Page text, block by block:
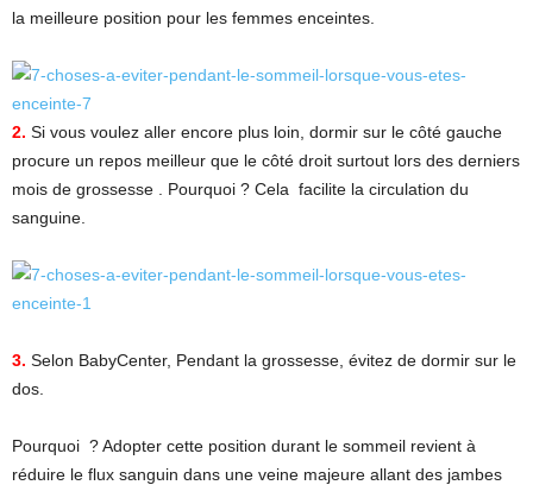
la meilleure position pour les femmes enceintes.
2. Si vous voulez aller encore plus loin, dormir sur le côté gauche
procure un repos meilleur que le côté droit surtout lors des derniers
mois de grossesse . Pourquoi ? Cela facilite la circulation du
sanguine.
3. Selon BabyCenter, Pendant la grossesse, évitez de dormir sur le
dos.
Pourquoi ? Adopter cette position durant le sommeil revient à
réduire le flux sanguin dans une veine majeure allant des jambes